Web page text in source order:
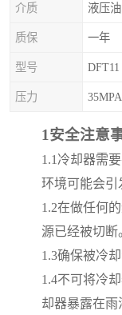
介质 液压油
质保 一年
型号 DFT11
压力 35MPA
1安全注意
1.1 冷却器需
环境可能会引
1.2在做任何
源已经被切断
1.3确保被冷
1.4不可将冷
却器暴露在